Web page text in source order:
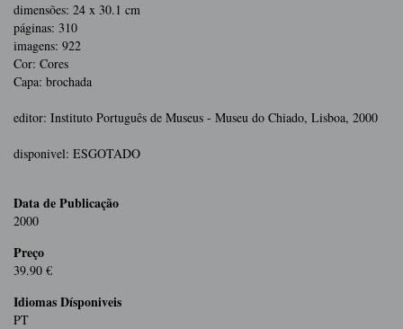
dimensões: 24 x 30.1 cm
páginas: 310
imagens: 922
Cor: Cores
Capa: brochada
editor: Instituto Português de Museus - Museu do Chiado, Lisboa, 2000
disponivel: ESGOTADO
Data de Publicação
2000
Preço
39.90 €
Idiomas Dísponiveis
PT